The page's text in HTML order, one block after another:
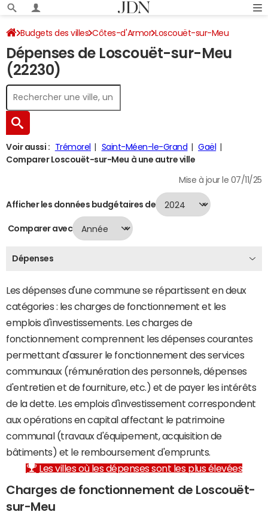
Budgets des villes Côtes-d'Armor Loscouët-sur-Meu
Dépenses 2024
Dépenses de Loscouët-sur-Meu
(22230)
Voir aussi : Trémorel Saint-Méen-le-Grand
Gaël
Comparer Loscouët-sur-Meu à une autre ville
Mise à jour le 07/11/25
Afficher les données budgétaires de
Comparer avec
Dépenses
Les dépenses d'une commune se répartissent en deux
catégories : les charges de fonctionnement et les
emplois d'investissements. Les charges de
fonctionnement comprennent les dépenses courantes
permettant d'assurer le fonctionnement des services
communaux (rémunération des personnels, dépenses
d'entretien et de fourniture, etc.) et de payer les intérêts
de la dette. Les emplois d'investissement correspondent
aux opérations en capital affectant le patrimoine
communal (travaux d'équipement, acquisition de
bâtiments) et le remboursement d'emprunts.
Les villes où les dépenses sont les plus élevées
Charges de fonctionnement de Loscouët-
sur-Meu